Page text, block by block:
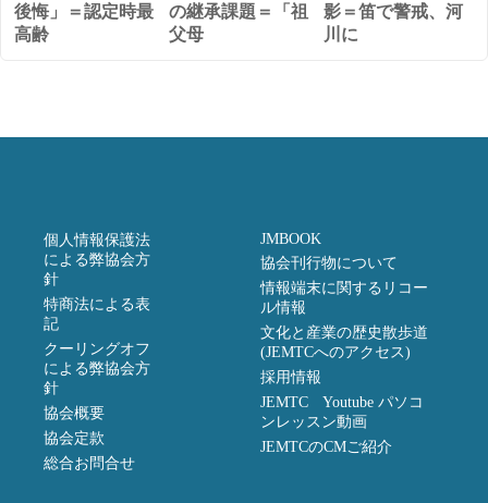
後悔」＝認定時最
高齢
の継承課題＝「祖
父母
影＝笛で警戒、河
川に
個人情報保護法
による弊協会方
針
特商法による表
記
クーリングオフ
による弊協会方
針
協会概要
協会定款
総合お問合せ
JMBOOK
協会刊行物について
情報端末に関するリコー
ル情報
文化と産業の歴史散歩道
(JEMTCへのアクセス)
採用情報
JEMTC Youtube パソコ
ンレッスン動画
JEMTCのCMご紹介